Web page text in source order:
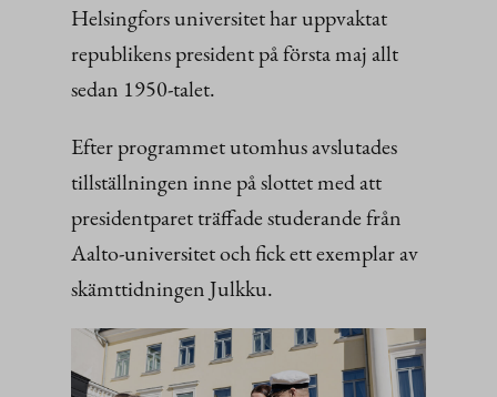
Helsingfors universitet har uppvaktat
republikens president på första maj allt
sedan 1950-talet.
Efter programmet utomhus avslutades
tillställningen inne på slottet med att
presidentparet träffade studerande från
Aalto-universitet och fick ett exemplar av
skämttidningen Julkku.